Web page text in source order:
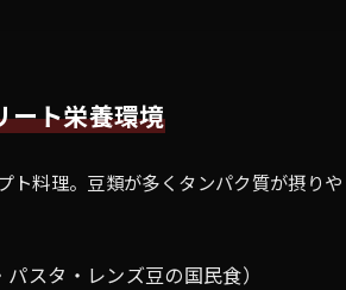
ート栄養環境
ト料理。豆類が多くタンパク質が摂りや
スタ・レンズ豆の国民食）